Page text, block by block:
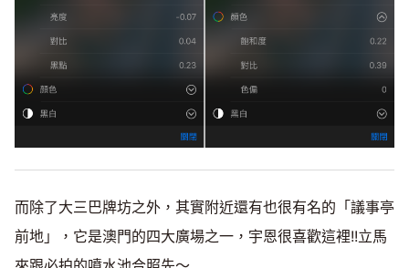
而除了大三巴牌坊之外，其實附近還有也很有名的「議事亭
前地」，它是澳門的四大廣場之一，宇恩很喜歡這裡!!立馬